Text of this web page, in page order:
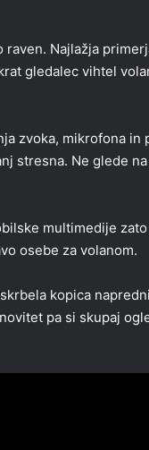
Najlažja
gledalec vihtel
zvoka, mikrofona in
stresna. Ne glede
multimedije
osebe za volanom.
kopica
pa si skupaj